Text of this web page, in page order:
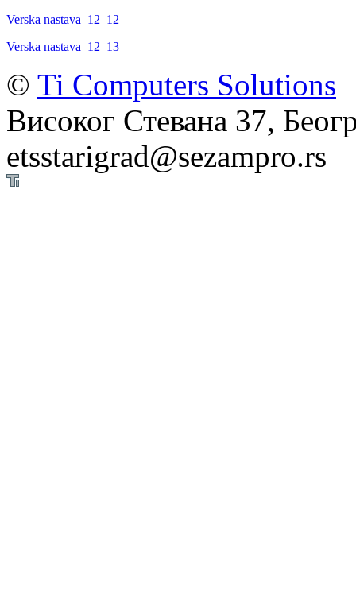
Verska nastava_12_12
Verska nastava_12_13
© Ti Computers Solutions
Високог Стевана 37,
etsstarigrad@sezampro.rs